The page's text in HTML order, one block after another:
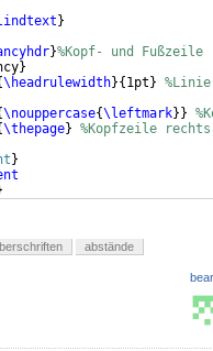
}
}%Kopf- und Fußzeile
}
\headrulewidth}{ 1pt }
\nouppercase{\leftmark}}
\thepage} %Kopfzeile rechts
}
abstände